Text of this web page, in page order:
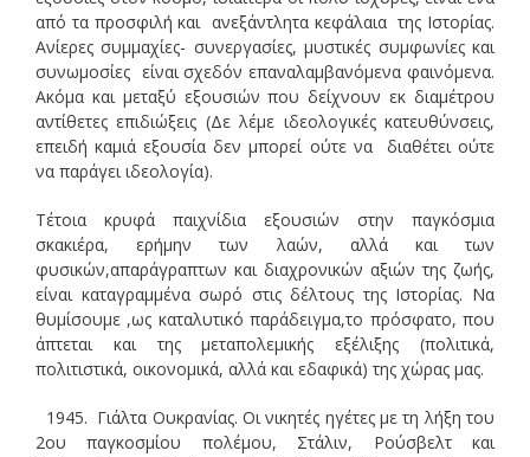
από τα προσφιλή και ανεξάντλητα κεφάλαια της Ιστορίας.
Ανίερες συμμαχίες- συνεργασίες, μυστικές συμφωνίες και
συνωμοσίες είναι σχεδόν επαναλαμβανόμενα φαινόμενα.
Ακόμα και μεταξύ εξουσιών που δείχνουν εκ διαμέτρου
αντίθετες επιδιώξεις (Δε λέμε ιδεολογικές κατευθύνσεις,
επειδή καμιά εξουσία δεν μπορεί ούτε να διαθέτει ούτε
να παράγει ιδεολογία).
Τέτοια κρυφά παιχνίδια εξουσιών στην παγκόσμια
σκακιέρα, ερήμην των λαών, αλλά και των
φυσικών,απαράγραπτων και διαχρονικών αξιών της ζωής,
είναι καταγραμμένα σωρό στις δέλτους της Ιστορίας. Να
θυμίσουμε ,ως καταλυτικό παράδειγμα,το πρόσφατο, που
άπτεται και της μεταπολεμικής εξέλιξης (πολιτικά,
πολιτιστικά, οικονομικά, αλλά και εδαφικά) της χώρας μας.
1945. Γιάλτα Ουκρανίας. Οι νικητές ηγέτες με τη λήξη του
2ου παγκοσμίου πολέμου, Στάλιν, Ρούσβελτ και